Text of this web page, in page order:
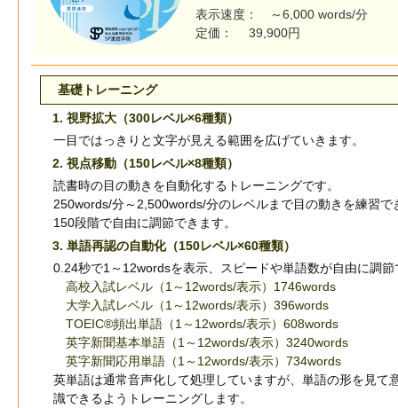
表示速度： ～6,000 words/分
定価： 39,900円
基礎トレーニング
1. 視野拡大（300レベル×6種類）
一目ではっきりと文字が見える範囲を広げていきます。
2. 視点移動（150レベル×8種類）
読書時の目の動きを自動化するトレーニングです。
250words/分～2,500words/分のレベルまで目の動きを練習で
150段階で自由に調節できます。
3. 単語再認の自動化（150レベル×60種類）
0.24秒で1～12wordsを表示、スピードや単語数が自由に調節
高校入試レベル（1～12words/表示）1746words
大学入試レベル（1～12words/表示）396words
TOEIC®頻出単語（1～12words/表示）608words
英字新聞基本単語（1～12words/表示）3240words
英字新聞応用単語（1～12words/表示）734words
英単語は通常音声化して処理していますが、単語の形を見て
識できるようトレーニングします。